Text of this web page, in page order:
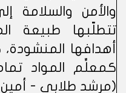
والأمن والسلامة
تتطلّبها طبيعة
أهدافها
كمعلِّم المواد
(مرشد طلابي - أمين